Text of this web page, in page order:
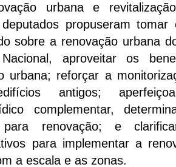
urbana e
propuseram tomar
sobre a renovação urbana
aproveitar os
urbana; reforçar a
antigos;
complementar,
para renovação; e
para implementar a
a escala e as zonas.